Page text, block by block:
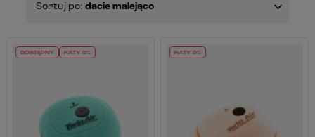
Sortuj po: dacie malejąco
DOSTĘPNY RATY 0% RATY 0%